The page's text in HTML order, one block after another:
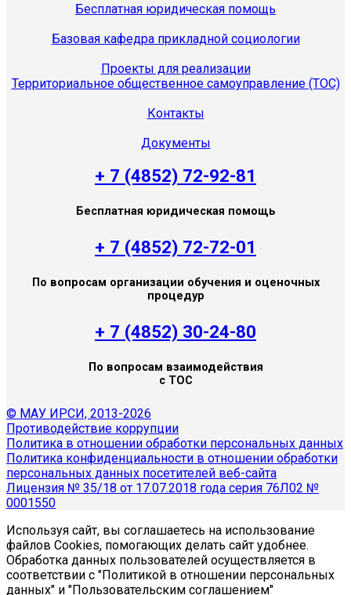
Бесплатная юридическая помощь
Базовая кафедра прикладной социологии
Проекты для реализации
Территориальное общественное самоуправление (ТОС)
Контакты
Документы
+ 7 (4852) 72-92-81
Бесплатная юридическая помощь
+ 7 (4852) 72-72-01
По вопросам организации обучения и оценочных
процедур
+ 7 (4852) 30-24-80
По вопросам взаимодействия
с ТОС
© МАУ ИРСИ, 2013-2026
Противодействие коррупции
Политика в отношении обработки персональных данных
Политика конфиденциальности в отношении обработки
персональных данных посетителей веб-сайта
Лицензия № 35/18 от 17.07.2018 года серия 76Л02 №
0001550
Используя сайт, вы соглашаетесь на использование
файлов Cookies, помогающих делать сайт удобнее.
Обработка данных пользователей осуществляется в
соответствии с "Политикой в отношении персональных
данных" и "Пользовательским соглашением"